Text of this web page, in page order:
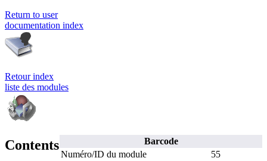
Return to user
documentation index
Retour index
liste des modules
Barcode
Numéro/ID du module
55
Contents